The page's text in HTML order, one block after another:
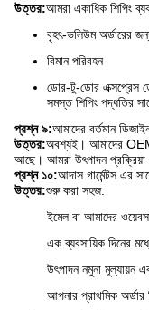
উত্তর:আমরা একাধিক শিপিং
বৃহৎ-ভলিউম অর্ডারের
বিমান পরিবহন
ডোর-টু-ডোর এক্সপ্রেস
সমস্ত শিপিং পদ্ধতির
প্রশ্ন ৯:আমাদের বর্তমান
উত্তর:অবশ্যই। আমাদের OEM
আছে। আমরা উৎপাদন প্রক্রিয়া
প্রশ্ন ১০:আদাস গার্মেন্টস এর
উত্তর:শুরু করা সহজ:
ইমেল বা আমাদের
এক ব্যবসায়িক দিনের
উৎপাদন নমুনা মূল্যায়ন
আপনার